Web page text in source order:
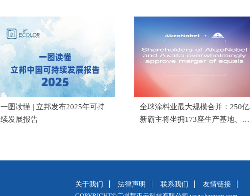
一图读懂 | 立邦发布2025年可持
续发展报告
全球涂料业最大规模合并：250亿
新霸主将坐拥173座生产基地、近
关于我们 法律声明 联系我们
友情链接